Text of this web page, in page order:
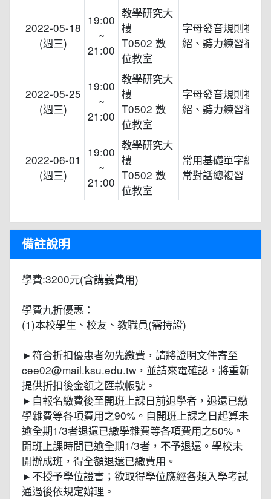
2022-05-18
(週三)
19:00
~
21:00
教學研究大
樓
T0502 數
位教室
字母發音規則複習
紹、聽力練習補充
2022-05-25
(週三)
19:00
~
21:00
教學研究大
樓
T0502 數
位教室
字母發音規則複習
紹、聽力練習補充
2022-06-01
(週三)
19:00
~
21:00
教學研究大
樓
T0502 數
位教室
常用基礎單字總複
常對話總複習
備註說明
學費:3200元(含講義費用)
學費九折優惠：
(1)本校學生、校友、教職員(需持證)
►符合折扣優惠者勿先繳費，請將證明文件寄至
cee02@mail.ksu.edu.tw，並請來電確認，將重新
提供折扣後金額之匯款帳號。
►自報名繳費後至開班上課日前退學者，退還已繳
學雜費等各項費用之90%。自開班上課之日起算未
逾全期1/3者退還已繳學雜費等各項費用之50%。
開班上課時間已逾全期1/3者，不予退還。學校未
開辦成班，得全額退還已繳費用。
►不授予學位證書；欲取得學位應經各類入學考試
通過後依規定辦理。